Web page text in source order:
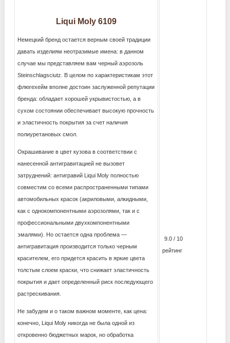
Liqui Moly 6109
Немецкий бренд остается верным своей традиции
давать изделиям неотразимые имена: в данном
случае мы представляем вам черный аэрозоль
Steinschlagsciutz. В целом по характеристикам этот
флюгехейм вполне достоин заслуженной репутации
бренда: обладает хорошей укрывистостью, а в
сухом состоянии обеспечивает высокую прочность
и эластичность покрытия за счет наличия
полиуретановых смол.
Окрашивание в цвет кузова в соответствии с
нанесенной антигравитацией не вызовет
затруднений: антигравий Liqui Moly полностью
совместим со всеми распространенными типами
автомобильных красок (акриловыми, алкидными,
как с однокомпонентными аэрозолями, так и с
профессиональными двухкомпонентными
эмалями). Но остается одна проблема —
антигравитация производится только черным
красителем, его придется красить в яркие цвета
толстым слоем краски, что снижает эластичность
покрытия и дает определенный риск последующего
растрескивания.
Не забудем и о таком важном моменте, как цена:
конечно, Liqui Moly никогда не была одной из
откровенно бюджетных марок, но обработка
9.0 / 10
рейтинг